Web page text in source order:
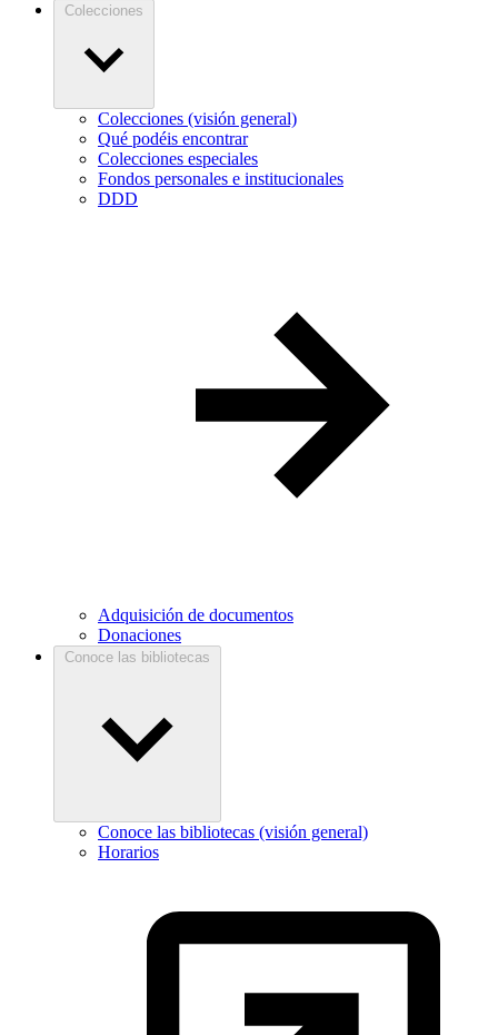
Colecciones
Colecciones (visión general)
Qué podéis encontrar
Colecciones especiales
Fondos personales e institucionales
DDD
Adquisición de documentos
Donaciones
Conoce las bibliotecas
Conoce las bibliotecas (visión general)
Horarios